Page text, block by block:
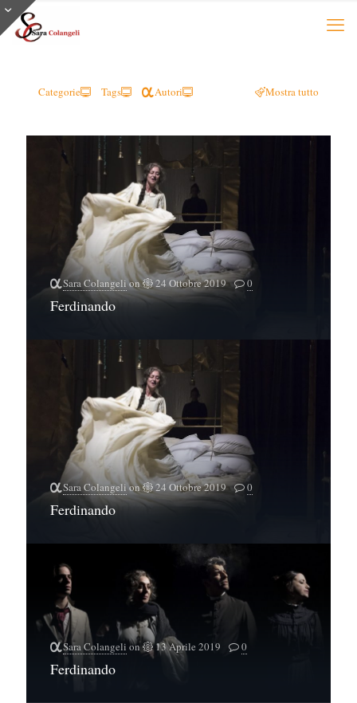
Categorie Tags Autori Mostra tutto
Sara Colangelion 24 Ottobre 2019 0
Ferdinando
Sara Colangelion 24 Ottobre 2019 0
Ferdinando
Sara Colangeli on 13 Aprile 2019 0
Ferdinando